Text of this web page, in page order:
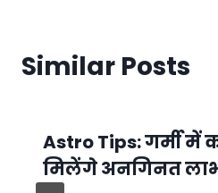
Similar Posts
Astro Tips: गर्मी में
मिलेंगे अनगिनत